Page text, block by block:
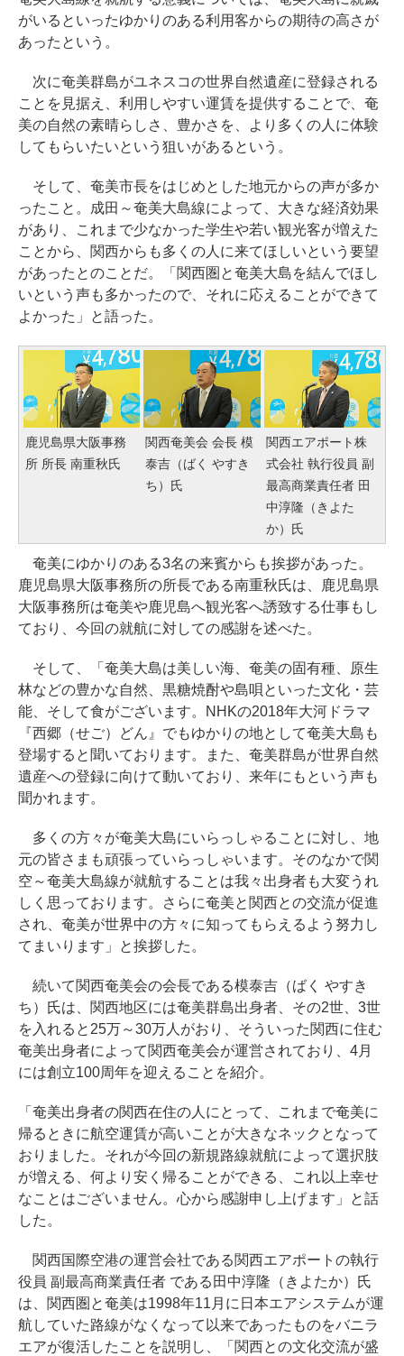
がいるといったゆかりのある利用客からの期待の高さが
あったという。
次に奄美群島がユネスコの世界自然遺産に登録される
ことを見据え、利用しやすい運賃を提供することで、奄
美の自然の素晴らしさ、豊かさを、より多くの人に体験
してもらいたいという狙いがあるという。
そして、奄美市長をはじめとした地元からの声が多か
ったこと。成田～奄美大島線によって、大きな経済効果
があり、これまで少なかった学生や若い観光客が増えた
ことから、関西からも多くの人に来てほしいという要望
があったとのことだ。「関西圏と奄美大島を結んでほし
いという声も多かったので、それに応えることができて
よかった」と語った。
鹿児島県大阪事務
所 所長 南重秋氏
関西奄美会 会長 模
泰吉（ばく やすき
ち）氏
関西エアポート株
式会社 執行役員 副
最高商業責任者 田
中淳隆（きよた
か）氏
奄美にゆかりのある3名の来賓からも挨拶があった。
鹿児島県大阪事務所の所長である南重秋氏は、鹿児島県
大阪事務所は奄美や鹿児島へ観光客へ誘致する仕事もし
ており、今回の就航に対しての感謝を述べた。
そして、「奄美大島は美しい海、奄美の固有種、原生
林などの豊かな自然、黒糖焼酎や島唄といった文化・芸
能、そして食がございます。NHKの2018年大河ドラマ
『西郷（せご）どん』でもゆかりの地として奄美大島も
登場すると聞いております。また、奄美群島が世界自然
遺産への登録に向けて動いており、来年にもという声も
聞かれます。
多くの方々が奄美大島にいらっしゃることに対し、地
元の皆さまも頑張っていらっしゃいます。そのなかで関
空～奄美大島線が就航することは我々出身者も大変うれ
しく思っております。さらに奄美と関西との交流が促進
され、奄美が世界中の方々に知ってもらえるよう努力し
てまいります」と挨拶した。
続いて関西奄美会の会長である模泰吉（ばく やすき
ち）氏は、関西地区には奄美群島出身者、その2世、3世
を入れると25万～30万人がおり、そういった関西に住む
奄美出身者によって関西奄美会が運営されており、4月
には創立100周年を迎えることを紹介。
「奄美出身者の関西在住の人にとって、これまで奄美に
帰るときに航空運賃が高いことが大きなネックとなって
おりました。それが今回の新規路線就航によって選択肢
が増える、何より安く帰ることができる、これ以上幸せ
なことはございません。心から感謝申し上げます」と話
した。
関西国際空港の運営会社である関西エアポートの執行
役員 副最高商業責任者 である田中淳隆（きよたか）氏
は、関西圏と奄美は1998年11月に日本エアシステムが運
航していた路線がなくなって以来であったものをバニラ
エアが復活したことを説明し、「関西との文化交流が盛